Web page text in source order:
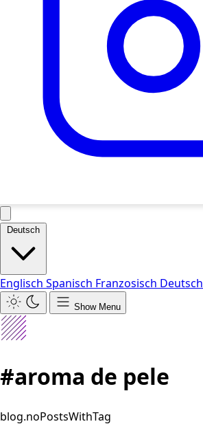
Deutsch
Englisch Spanisch Franzosisch Deutsch
Show Menu
#aroma de pele
blog.noPostsWithTag